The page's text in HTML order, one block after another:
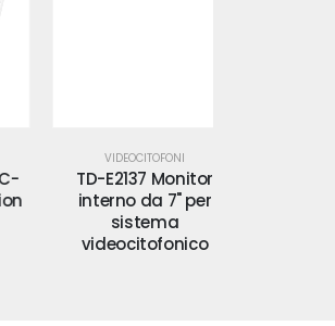
VIDEOCITOFONI
TD-E2137 Monitor
interno da 7" per
sistema
videocitofonico